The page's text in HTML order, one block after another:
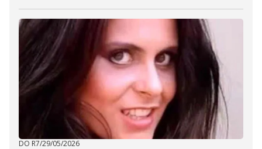
DO R7/29/05/2026